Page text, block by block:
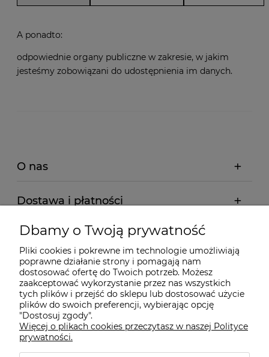
A ponadto:
odpowiednie organy publiczne w zakresie, w jakim
jesteśmy zobowiązani do udostępnienia im danych.
O nas
Dostawa i płatności
Pomoc
Gwarancja i Serwis
Dbamy o Twoją prywatność
Pliki cookies i pokrewne im technologie umożliwiają
poprawne działanie strony i pomagają nam
dostosować ofertę do Twoich potrzeb. Możesz
zaakceptować wykorzystanie przez nas wszystkich
tych plików i przejść do sklepu lub dostosować użycie
plików do swoich preferencji, wybierając opcję
"Dostosuj zgody".
Więcej o plikach cookies przeczytasz w naszej Polityce
prywatności.